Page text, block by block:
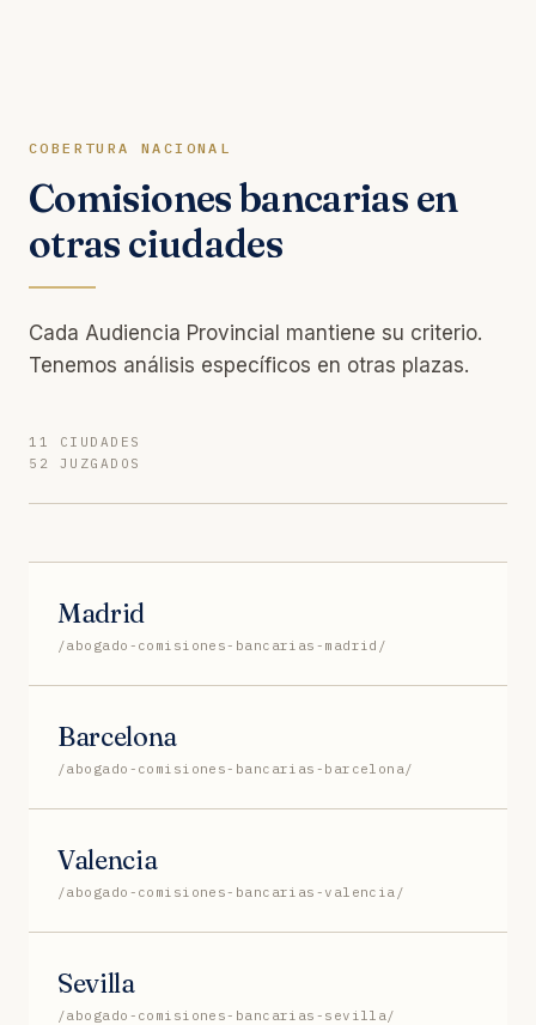
COBERTURA NACIONAL
Comisiones bancarias en
otras ciudades
Cada Audiencia Provincial mantiene su criterio.
Tenemos análisis específicos en otras plazas.
11 CIUDADES
52 JUZGADOS
Madrid
/abogado-comisiones-bancarias-madrid/
Barcelona
/abogado-comisiones-bancarias-barcelona/
Valencia
/abogado-comisiones-bancarias-valencia/
Sevilla
/abogado-comisiones-bancarias-sevilla/